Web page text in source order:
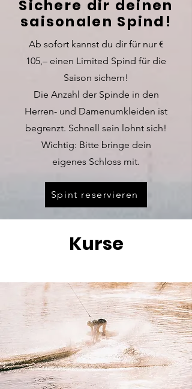
Sichere dir deinen
saisonalen Spind!
Ab sofort kannst du dir für nur €
105,– einen Limited Spind für die
Saison sichern!
Die Anzahl der Spinde in den
Herren- und Damenumkleiden ist
begrenzt. Schnell sein lohnt sich!
Wichtig: Bitte bringe dein
eigenes Schloss mit.
Spint reservieren
Kurse